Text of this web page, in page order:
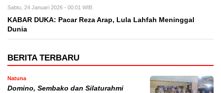
Sabtu, 24 Januari 2026 - 00:01 WIB
KABAR DUKA: Pacar Reza Arap, Lula Lahfah Meninggal
Dunia
BERITA TERBARU
Natuna
Domino, Sembako dan Silaturahmi